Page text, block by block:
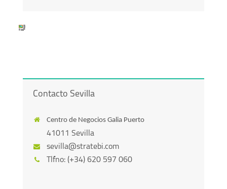
Contacto Sevilla
Centro de Negocios Galia Puerto
41011 Sevilla
sevilla@stratebi.com
Tlfno: (+34) 620 597 060